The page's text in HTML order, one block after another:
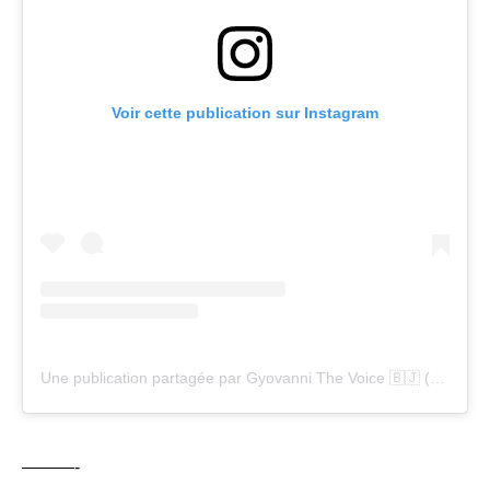
Voir cette publication sur Instagram
———-